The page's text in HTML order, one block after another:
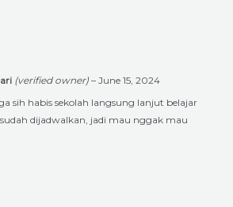
(verified owner) – June 15, 2024
sih habis sekolah langsung lanjut belajar
dijadwalkan, jadi mau nggak mau